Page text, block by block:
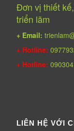
Đơn vị thiết
triển lãm
+ Email:
+ Hotline:
+ Hotline:
LIÊN HỆ VỚI